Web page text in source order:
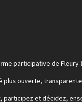
participative de
plus ouverte,
participez et décidez,